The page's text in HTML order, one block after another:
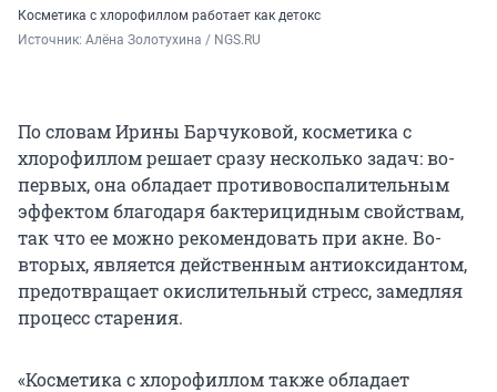
Косметика с хлорофиллом работает как детокс
Источник: Алёна Золотухина / NGS.RU
По словам Ирины Барчуковой, косметика с
хлорофиллом решает сразу несколько задач: во-
первых, она обладает противовоспалительным
эффектом благодаря бактерицидным свойствам,
так что ее можно рекомендовать при акне. Во-
вторых, является действенным антиоксидантом,
предотвращает окислительный стресс, замедляя
процесс старения.
«Косметика с хлорофиллом также обладает